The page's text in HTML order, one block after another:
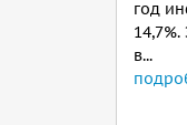
год
в...